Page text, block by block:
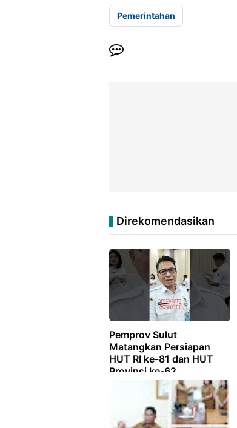
Pemerintahan
Direkomendasikan
Pemprov Sulut
Matangkan Persiapan
HUT RI ke-81 dan HUT
Provinsi ke-62,
Rangkaian Kegiatan
Dibuka 31 Juli